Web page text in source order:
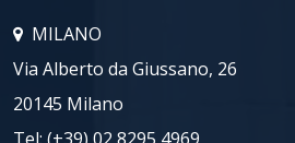
MILANO
Via Alberto da Giussano, 26
20145 Milano